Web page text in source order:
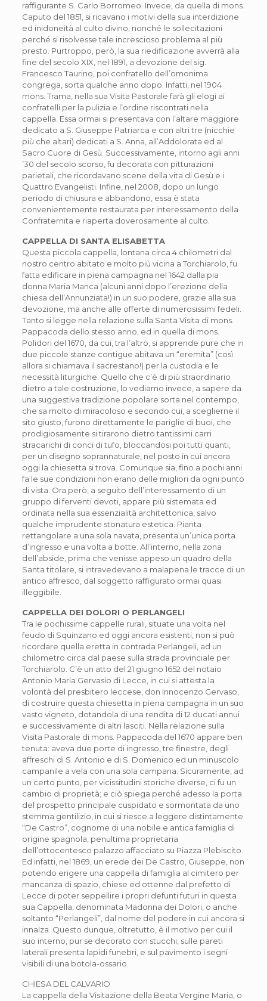
raffigurante S. Carlo Borromeo. Invece, da quella di mons.
Caputo del 1851, si ricavano i motivi della sua interdizione
ed inidoneità al culto divino, nonché le sollecitazioni
perché si risolvesse tale increscioso problema al più
presto. Purtroppo, però, la sua riedificazione avverrà alla
fine del secolo XIX, nel 1891, a devozione del sig.
Francesco Taurino, poi confratello dell’omonima
congrega, sorta qualche anno dopo. Infatti, nel 1904
mons. Trama, nella sua Visita Pastorale farà gli elogi ai
confratelli per la pulizia e l’ordine riscontrati nella
cappella. Essa ormai si presentava con l’altare maggiore
dedicato a S. Giuseppe Patriarca e con altri tre (nicchie
più che altari) dedicati a S. Anna, all’Addolorata ed al
Sacro Cuore di Gesù. Successivamente, intorno agli anni
’30 del secolo scorso, fu decorata con pitturazioni
parietali, che ricordavano scene della vita di Gesù e i
Quattro Evangelisti. Infine, nel 2008, dopo un lungo
periodo di chiusura e abbandono, essa è stata
convenientemente restaurata per interessamento della
Confraternita e riaperta doverosamente al culto.
CAPPELLA DI SANTA ELISABETTA
Questa piccola cappella, lontana circa 4 chilometri dal
nostro centro abitato e molto più vicina a Torchiarolo, fu
fatta edificare in piena campagna nel 1642 dalla pia
donna Maria Manca (alcuni anni dopo l’erezione della
chiesa dell’Annunziata!) in un suo podere, grazie alla sua
devozione, ma anche alle offerte di numerosissimi fedeli.
Tanto si legge nella relazione sulla Santa Visita di mons.
Pappacoda dello stesso anno, ed in quella di mons.
Polidori del 1670, da cui, tra l’altro, si apprende pure che in
due piccole stanze contigue abitava un “eremita” (così
allora si chiamava il sacrestano!) per la custodia e le
necessità liturgiche. Quello che c’è di più straordinario
dietro a tale costruzione, lo vediamo invece, a sapere da
una suggestiva tradizione popolare sorta nel contempo,
che sa molto di miracoloso e secondo cui, a sceglierne il
sito giusto, furono direttamente le pariglie di buoi, che
prodigiosamente si tirarono dietro tantissimi carri
stracarichi di conci di tufo, bloccandosi poi tutti quanti,
per un disegno soprannaturale, nel posto in cui ancora
oggi la chiesetta si trova. Comunque sia, fino a pochi anni
fa le sue condizioni non erano delle migliori da ogni punto
di vista. Ora però, a seguito dell’interessamento di un
gruppo di ferventi devoti, appare più sistemata ed
ordinata nella sua essenzialità architettonica, salvo
qualche imprudente stonatura estetica. Pianta
rettangolare a una sola navata, presenta un’unica porta
d’ingresso e una volta a botte. All’interno, nella zona
dell’abside, prima che venisse appeso un quadro della
Santa titolare, si intravedevano a malapena le tracce di un
antico affresco, dal soggetto raffigurato ormai quasi
illeggibile.
CAPPELLA DEI DOLORI O PERLANGELI
Tra le pochissime cappelle rurali, situate una volta nel
feudo di Squinzano ed oggi ancora esistenti, non si può
ricordare quella eretta in contrada Perlangeli, ad un
chilometro circa dal paese sulla strada provinciale per
Torchiarolo. C’è un atto del 21 giugno 1652 del notaio
Antonio Maria Gervasio di Lecce, in cui si attesta la
volontà del presbitero leccese, don Innocenzo Gervaso,
di costruire questa chiesetta in piena campagna in un suo
vasto vigneto, dotandola di una rendita di 12 ducati annui
e successivamente di altri lasciti. Nella relazione sulla
Visita Pastorale di mons. Pappacoda del 1670 appare ben
tenuta: aveva due porte di ingresso, tre finestre, degli
affreschi di S. Antonio e di S. Domenico ed un minuscolo
campanile a vela con una sola campana. Sicuramente, ad
un certo punto, per vicissitudini storiche diverse, ci fu un
cambio di proprietà; e ciò spiega perché adesso la porta
del prospetto principale cuspidato e sormontata da uno
stemma gentilizio, in cui si riesce a leggere distintamente
“De Castro”, cognome di una nobile e antica famiglia di
origine spagnola, penultima proprietaria
dell’ottocentesco palazzo affacciato su Piazza Plebiscito.
Ed infatti, nel 1869, un erede dei De Castro, Giuseppe, non
potendo erigere una cappella di famiglia al cimitero per
mancanza di spazio, chiese ed ottenne dal prefetto di
Lecce di poter seppellire i propri defunti futuri in questa
sua Cappella, denominata Madonna dei Dolori, o anche
soltanto “Perlangeli”, dal nome del podere in cui ancora si
innalza. Questo dunque, oltretutto, è il motivo per cui il
suo interno, pur se decorato con stucchi, sulle pareti
laterali presenta lapidi funebri, e sul pavimento i segni
visibili di una botola-ossario.
CHIESA DEL CALVARIO
La cappella della Visitazione della Beata Vergine Maria, o